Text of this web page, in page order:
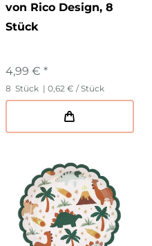
von Rico Design, 8
Stück
4,99 € *
8 Stück | 0,62 € / Stück